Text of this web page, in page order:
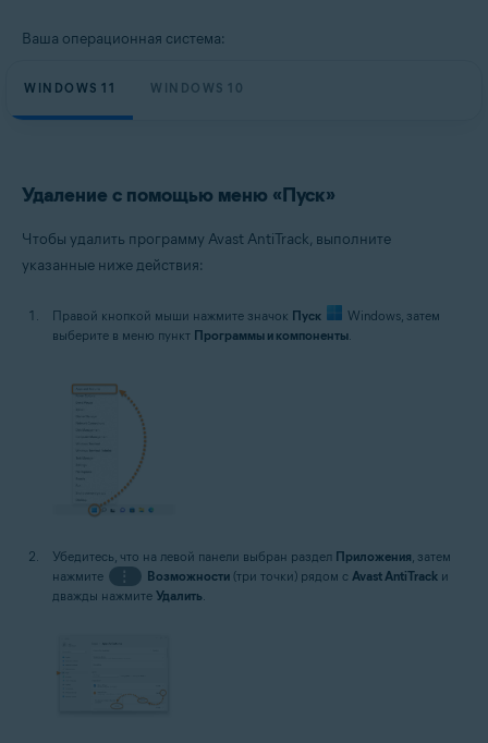
Ваша операционная система:
WINDOWS 11 WINDOWS 10
Удаление с помощью меню «Пуск»
Чтобы удалить программу Avast AntiTrack, выполните
указанные ниже действия:
Правой кнопкой мыши нажмите значок Пуск
Windows, затем
выберите в меню пункт Программы и компоненты.
Убедитесь, что на левой панели выбран раздел Приложения, затем
нажмите
⋮ Возможности(три точки) рядом с Avast AntiTrackи
дважды нажмите Удалить.